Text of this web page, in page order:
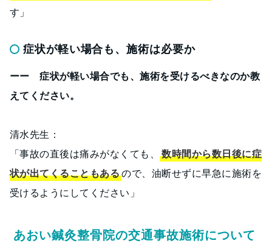
す」
症状が軽い場合も、施術は必要か
ーー 症状が軽い場合でも、施術を受けるべきなのか教
えてください。
清水先生：
「事故の直後は痛みがなくても、数時間から数日後に症
状が出てくることもあるので、油断せずに早急に施術を
受けるようにしてください」
あおい鍼灸整骨院の交通事故施術について